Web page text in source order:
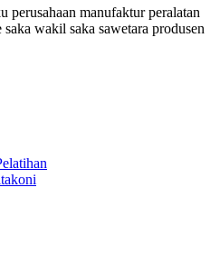
manufaktur peralatan
wakil saka sawetara produsen